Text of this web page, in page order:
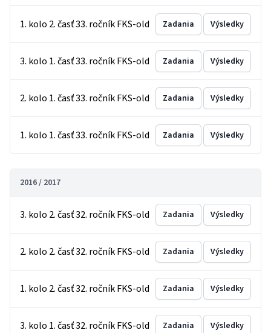
1. kolo 2. časť 33. ročník FKS-old Zadania Výsledky
3. kolo 1. časť 33. ročník FKS-old Zadania Výsledky
2. kolo 1. časť 33. ročník FKS-old Zadania Výsledky
1. kolo 1. časť 33. ročník FKS-old Zadania Výsledky
2016 / 2017
3. kolo 2. časť 32. ročník FKS-old Zadania Výsledky
2. kolo 2. časť 32. ročník FKS-old Zadania Výsledky
1. kolo 2. časť 32. ročník FKS-old Zadania Výsledky
3. kolo 1. časť 32. ročník FKS-old Zadania Výsledky